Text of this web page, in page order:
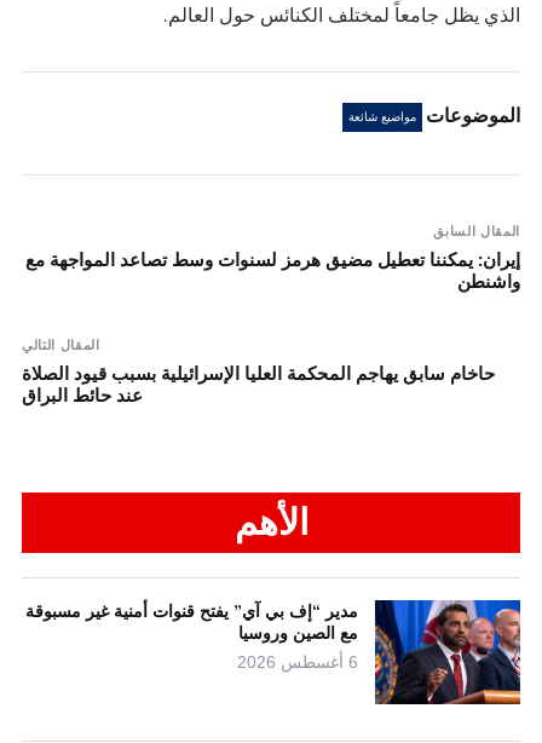
الذي يظل جامعاً لمختلف الكنائس حول العالم.
الموضوعات مواضيع شائعة
المقال السابق
إيران: يمكننا تعطيل مضيق هرمز لسنوات وسط تصاعد المواجهة مع
واشنطن
المقال التالي
حاخام سابق يهاجم المحكمة العليا الإسرائيلية بسبب قيود الصلاة
عند حائط البراق
الأهم
مدير “إف بي آي” يفتح قنوات أمنية غير مسبوقة
مع الصين وروسيا
6 أغسطس 2026